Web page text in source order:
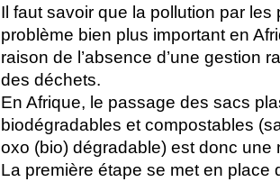
Il faut savoir que la pollution par les
problème bien plus important en
raison de l’absence d’une gestion
des déchets.
En Afrique, le passage des sacs
biodégradables et compostables
oxo (bio) dégradable) est donc une
La première étape se met en place